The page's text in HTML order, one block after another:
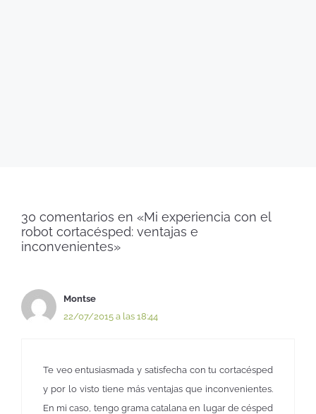
30 comentarios en «Mi experiencia con el
robot cortacésped: ventajas e
inconvenientes»
Montse
22/07/2015 a las 18:44
Te veo entusiasmada y satisfecha con tu cortacésped
y por lo visto tiene más ventajas que inconvenientes.
En mi caso, tengo grama catalana en lugar de césped